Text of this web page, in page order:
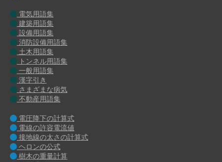
電気用語集
建築用語集
設備用語集
消防設備用語集
土木用語集
トンネル用語集
一般用語集
漢字引き
さまざまな病気
不動産用語集
電圧降下の計算式
電線の許容電流値
接地線の太さの計算式
ヘロンの公式
樹木の重量計算